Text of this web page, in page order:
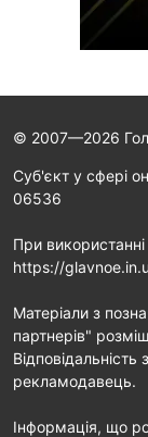
© 2007—2026
Cуб'єкт у сфері
06536
При використанні
https://
Матеріали з
партнерів"
Відповідальність
рекламодавець.
Інформація, що